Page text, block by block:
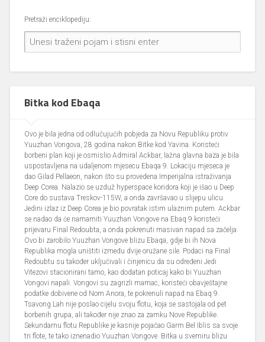
Pretraži enciklopediju:
Bitka kod Ebaqa
Ovo je bila jedna od odlučujućih pobjeda za Novu Republiku protiv
Yuuzhan Vongova, 28 godina nakon Bitke kod Yavina. Koristeći
borbeni plan koji je osmislio Admiral Ackbar, lažna glavna baza je bila
uspostavljena na udaljenom mjesecu Ebaqa 9. Lokaciju mjeseca je
dao Gilad Pellaeon, nakon što su provedena Imperijalna istraživanja
Deep Corea. Nalazio se uzduž hyperspace koridora koji je išao u Deep
Core do sustava Treskov-115W, a onda završavao u slijepu ulicu.
Jedini izlaz iz Deep Corea je bio povratak istim ulaznim putem. Ackbar
se nadao da će namamiti Yuuzhan Vongove na Ebaq 9 koristeći
prijevaru Final Redoubta, a onda pokrenuti masivan napad sa začelja.
Ovo bi zarobilo Yuuzhan Vongove blizu Ebaqa, gdje bi ih Nova
Republika mogla uništiti između dvije oružane sile. Podaci na Final
Redoubtu su također uključivali i činjenicu da su određeni Jedi
Vitezovi stacionirani tamo, kao dodatan poticaj kako bi Yuuzhan
Vongovi napali. Vongovi su zagrizli mamac, koristeći obavještajne
podatke dobivene od Nom Anora, te pokrenuli napad na Ebaq 9.
Tsavong Lah nije poslao cijelu svoju flotu, koja se sastojala od pet
borbenih grupa, ali također nije znao za zamku Nove Republike.
Sekundarnu flotu Republike je kasnije pojačao Garm Bel Iblis sa svoje
tri flote, te tako iznenadio Yuuzhan Vongove. Bitka u svemiru blizu